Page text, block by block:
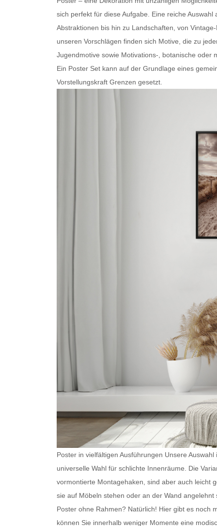
sich perfekt für diese Aufgabe. Eine reiche
Abstraktionen bis hin zu Landschaften, von
unseren Vorschlägen finden sich Motive, die zu
Jugendmotive sowie Motivations-, botanische oder
Ein Poster Set kann auf der Grundlage eines
Vorstellungskraft Grenzen gesetzt.
Poster in vielfältigen Ausführungen Unsere
universelle Wahl für schlichte Innenräume. Die
vormontierte Montagehaken, sind aber auch leicht
sie auf Möbeln stehen oder an der Wand
Poster ohne Rahmen? Natürlich! Hier gibt es noch
können Sie innerhalb weniger Momente eine